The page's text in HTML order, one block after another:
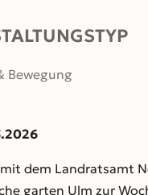
Bewegung
dem Landratsamt
garten Ulm zur